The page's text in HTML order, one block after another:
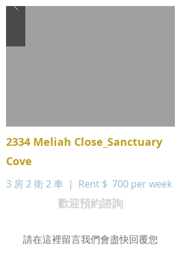
2334 Meliah Close_Sanctuary
Cove
3 房 2 衛 2 車 | Rent $ 700 per week
歡迎預約諮詢
請在這裡留言我們會盡快回覆您